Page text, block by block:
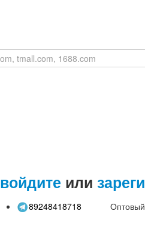
войдите или
89248418718